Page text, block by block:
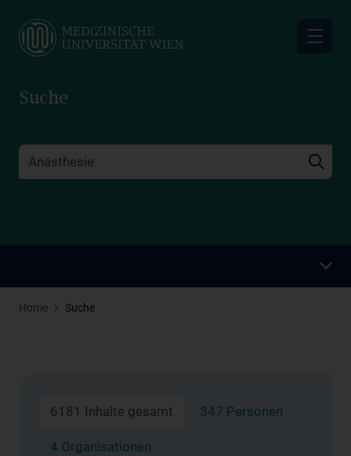
main
Suche
Home Suche
6181 Inhalte gesamt 347 Personen
4 Organisationen